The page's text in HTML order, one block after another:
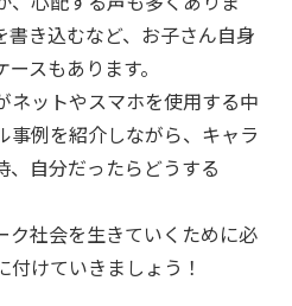
書き込むなど、お子さん自身
スもあります。
ネットやスマホを使用する中
事例を紹介しながら、キャラ
、自分だったらどうする
ク社会を生きていくために必
けていきましょう！